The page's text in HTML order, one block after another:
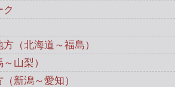
（北海道～福島）
山梨）
新潟～愛知）